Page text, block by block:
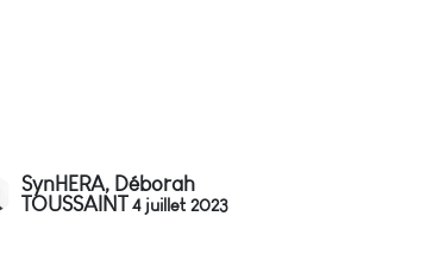
SynHERA, Déborah
TOUSSAINT 4 juillet 2023